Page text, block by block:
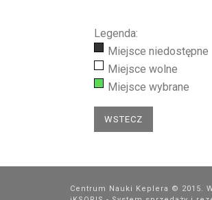
Legenda:
Miejsce niedostępne
Miejsce wolne
Miejsce wybrane
Centrum Nauki Keplera © 2015.